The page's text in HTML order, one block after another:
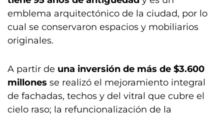
emblema arquitectónico de la ciudad, por lo
cual se conservaron espacios y mobiliarios
originales.
A partir de una inversión de más de $3.600
millones se realizó el mejoramiento integral
de fachadas, techos y del vitral que cubre el
cielo raso; la refuncionalización de la